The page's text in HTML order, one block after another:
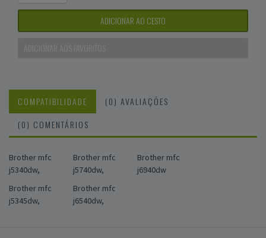
ADICIONAR AO CESTO
ADICIONAR AOS FAVORITOS
COMPATIBILIDADE
(0) AVALIAÇÕES
(0) COMENTÁRIOS
Brother mfc
j5340dw,
Brother mfc
j5345dw,
Brother mfc
j5740dw,
Brother mfc
j6540dw,
Brother mfc
j6940dw